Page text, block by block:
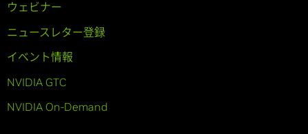
ウェビナー
ニュースレター登録
イベント情報
NVIDIA GTC
NVIDIA On-Demand